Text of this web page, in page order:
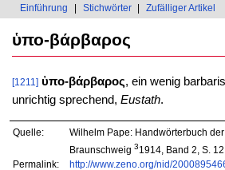
Einführung Stichwörter Zufälliger Artikel
ὑπο-βάρβαρος
[1211] ὑπο-βάρβαρος, ein wenig
unrichtig sprechend, Eustath.
Quelle:
Wilhelm Pape: Handwörterbuch
Braunschweig 31914, Band 2, S.
Permalink:
http://www.zeno.org/nid/